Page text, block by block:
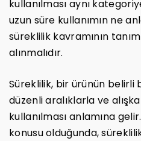
kullanılması aynı
uzun süre kullanımın ne
süreklilik kavramının
alınmalıdır.
Süreklilik, bir ürünün belirli
düzenli aralıklarla ve
kullanılması anlamına
konusu olduğunda,